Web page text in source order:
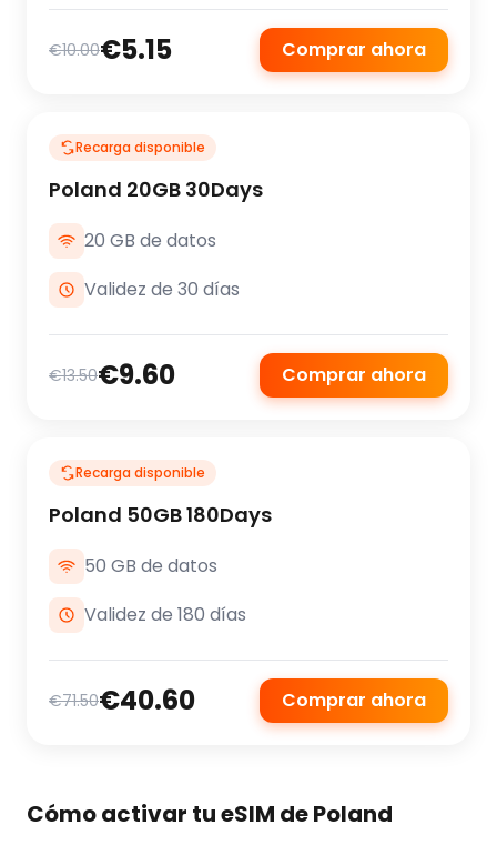
€10.00€5.15 Comprar ahora
Recarga disponible
Poland 20GB 30Days
20 GB de datos
Validez de 30 días
€13.50€9.60 Comprar ahora
Recarga disponible
Poland 50GB 180Days
50 GB de datos
Validez de 180 días
€71.50€40.60 Comprar ahora
Cómo activar tu eSIM de Poland